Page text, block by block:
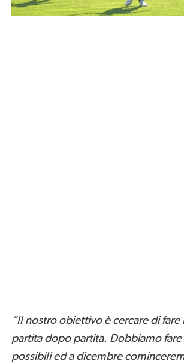
“Il nostro obiettivo è cercare di fare
partita dopo partita. Dobbiamo
possibili ed a dicembre